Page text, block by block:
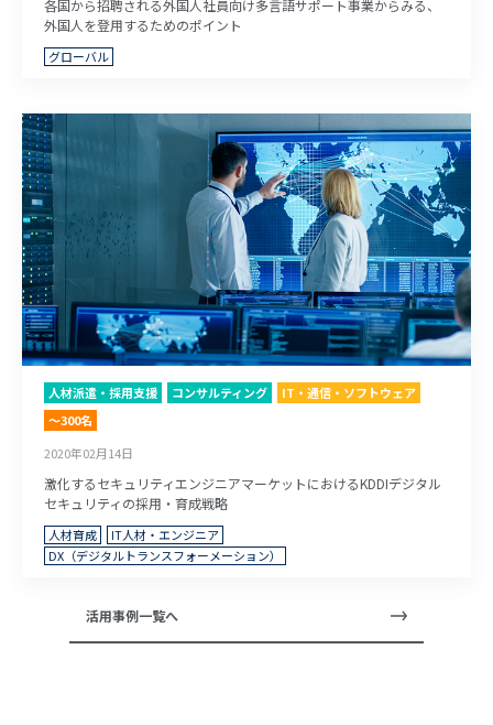
各国から招聘される外国人社員向け多言語サポート事業からみる、
外国人を登用するためのポイント
グローバル
人材派遣・採用支援 コンサルティング
IT・通信・ソフトウェア
～300名
2020年02月14日
激化するセキュリティエンジニアマーケットにおけるKDDIデジタル
セキュリティの採用・育成戦略
人材育成
IT人材・エンジニア
DX（デジタルトランスフォーメーション）
活用事例一覧へ